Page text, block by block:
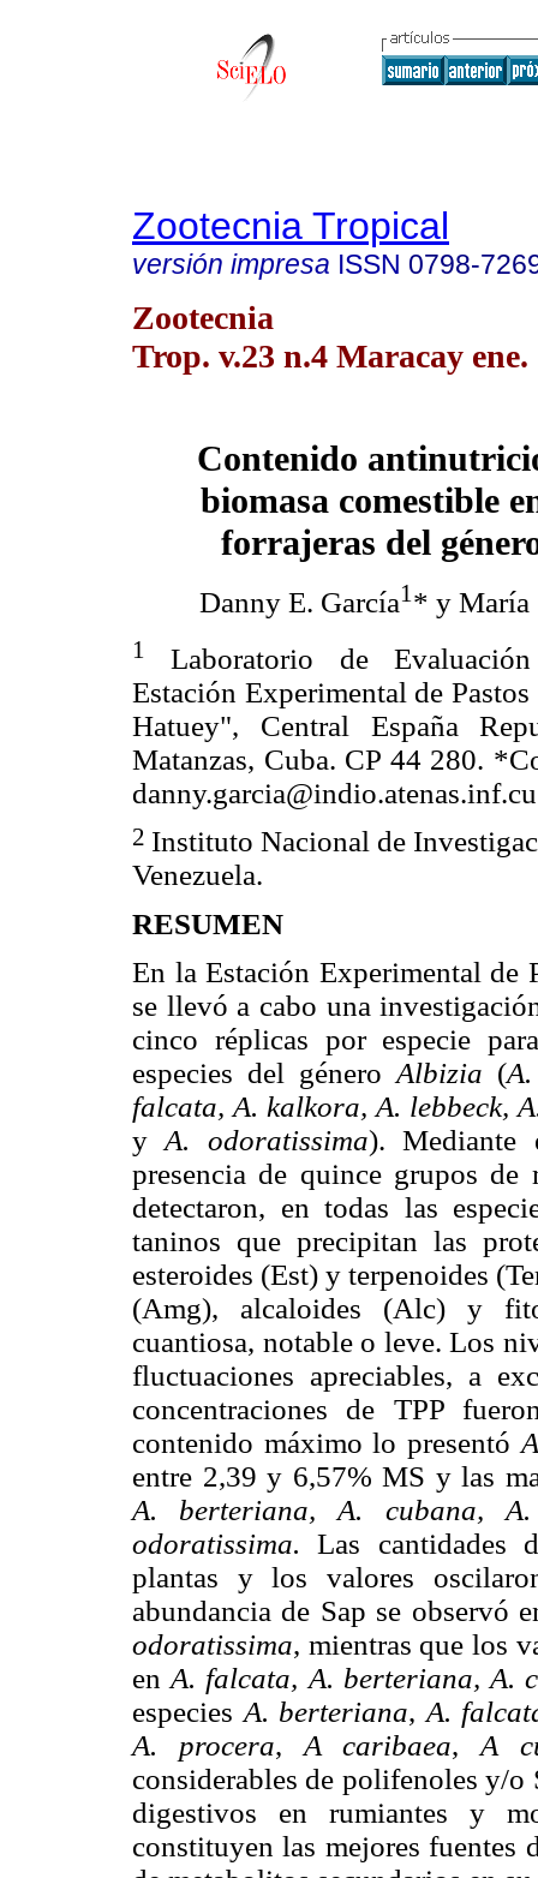
Zootecnia Tropical
versión impresa ISSN 0798-
Zootecnia
Trop. v.23 n.4 Maracay ene.
Contenido
biomasa comestible
forrajeras del
Danny E. García1 * y María
1 Laboratorio de
Estación Experimental de
Hatuey", Central España
Matanzas, Cuba. CP 44 280.
danny.garcia@indio.atenas.inf.cu
2 Instituto Nacional de
Venezuela.
RESUMEN
En la Estación Experimental de
se llevó a cabo una
cinco réplicas por especie
especies del géneroAlbizia (
falcata, A. kalkora, A. lebbeck,
y A. odoratissima). Mediante
presencia de quince grupos de
detectaron, en todas las
taninos que precipitan las
esteroides (Est) y terpenoides
(Amg), alcaloides (Alc) y
cuantiosa, notable o leve. Los
fluctuaciones apreciables, a
concentraciones de TPP
contenido máximo lo presentó
entre 2,39 y 6,57% MS y las
A. berteriana,
A. cubana,
odoratissima. Las cantidades
plantas y los valores
abundancia de Sap se observó
odoratissima, mientras que los
enA. falcata, A. berteriana, A.
especiesA. berteriana,A.
A. procera,A caribaea,A
considerables de polifenoles y/o
digestivos en rumiantes y
constituyen las mejores fuentes